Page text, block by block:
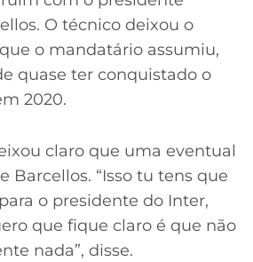
O técnico deixou o
o mandatário assumiu,
quase ter conquistado o
2020.
claro que uma eventual
Barcellos. “Isso tu tens que
o presidente do Inter,
que fique claro é que não
nada”, disse.